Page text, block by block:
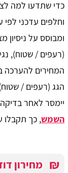
כדי שתדעו למה
וחלפים עדכני לפי
ומבוסס על
(רעפים / שטוח),
המחירים להערכה
הגג (רעפים /
יימסר לאחר
השמש, כך תקבלו
₪ מחירון